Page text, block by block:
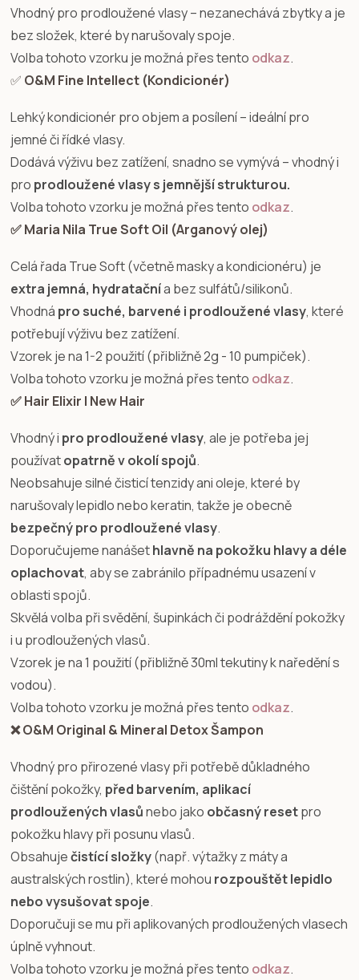
Vhodný pro prodloužené vlasy – nezanechává zbytky a je
bez složek, které by narušovaly spoje.
Volba tohoto vzorku je možná přes tento odkaz.
✅ O&M Fine Intellect (Kondicionér)
Lehký kondicionér pro objem a posílení – ideální pro
jemné či řídké vlasy.
Dodává výživu bez zatížení, snadno se vymývá – vhodný i
pro prodloužené vlasy s jemnější strukturou.
Volba tohoto vzorku je možná přes tento odkaz.
✅ Maria Nila True Soft Oil (Arganový olej)
Celá řada True Soft (včetně masky a kondicionéru) je
extra jemná, hydratačnía bez sulfátů/silikonů.
Vhodná pro suché, barvené i prodloužené vlasy, které
potřebují výživu bez zatížení.
Vzorek je na 1-2 použití (přibližně 2g - 10 pumpiček).
Volba tohoto vzorku je možná přes tento odkaz.
✅ Hair Elixir | New Hair
Vhodný i pro prodloužené vlasy, ale je potřeba jej
používatopatrně v okolí spojů.
Neobsahuje silné čisticí tenzidy ani oleje, které by
narušovaly lepidlo nebo keratin, takže je obecně
bezpečný pro prodloužené vlasy.
Doporučujeme nanášethlavně na pokožku hlavy a déle
oplachovat, aby se zabránilo případnému usazení v
oblasti spojů.
Skvělá volba při svědění, šupinkách či podráždění pokožky
i u prodloužených vlasů.
Vzorek je na 1 použití (přibližně 30ml tekutiny k naředění s
vodou).
Volba tohoto vzorku je možná přes tento odkaz.
❌ O&M Original & Mineral Detox Šampon
Vhodný pro přirozené vlasy při potřebě důkladného
čištění pokožky, před barvením, aplikací
prodloužených vlasůnebo jako občasný resetpro
pokožku hlavy při posunu vlasů.
Obsahuječistící složky(např. výtažky z máty a
australských rostlin), které mohou rozpouštět lepidlo
nebo vysušovat spoje.
Doporučuji se mu při aplikovaných prodloužených vlasech
úplně vyhnout.
Volba tohoto vzorku je možná přes tento odkaz.